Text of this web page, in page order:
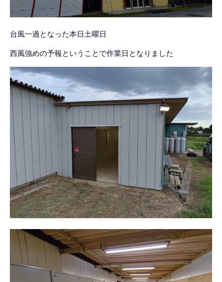
台風一過となった本日土曜日
西風強めの予報ということで作業日となりました